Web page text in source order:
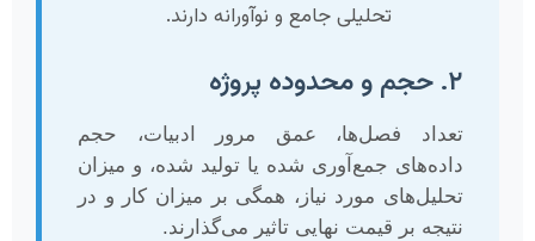
تحلیلی جامع و نوآورانه دارند.
۲. حجم و محدوده پروژه
تعداد فصل‌ها، عمق مرور ادبیات، حجم
داده‌های جمع‌آوری شده یا تولید شده، و میزان
تحلیل‌های مورد نیاز، همگی بر میزان کار و در
نتیجه بر قیمت نهایی تاثیر می‌گذارند.